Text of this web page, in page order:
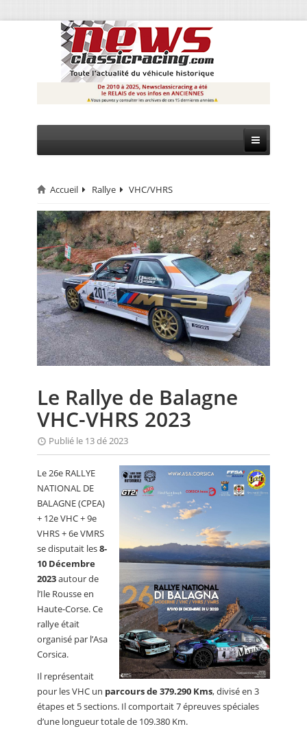
CIRCUIT
RALLYE
MONTAGNE
EVÈNEMENTS
CALENDRIER
FOCUS
ANNUAIRES
PETITES ANNONCES
Accueil Rallye VHC/VHRS
Le Rallye de Balagne
VHC-VHRS 2023
Publié le 13 dé 2023
Le 26e RALLYE
NATIONAL DE
BALAGNE (CPEA)
+ 12e VHC + 9e
VHRS + 6e VMRS
se disputait les8-
10 Décembre
2023autour de
l’Ile Rousse en
Haute-Corse. Ce
rallye était
organisé par l’Asa
Corsica.
Il représentait
pour les VHC un parcours de 379.290 Kms, divisé en 3
étapes et 5 sections. Il comportait 7 épreuves spéciales
d’une longueur totale de 109.380 Km.